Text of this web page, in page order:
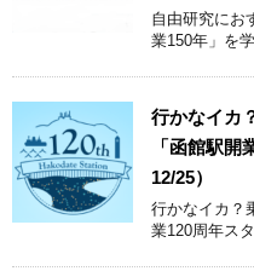
自由研究にお
業150年」を
行かなイカ
「函館駅
12/25）
行かなイカ？
業120周年ス